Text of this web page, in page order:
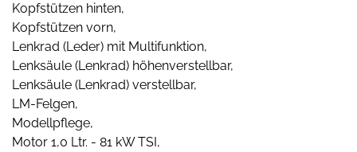
Kopfstützen hinten,
Kopfstützen vorn,
Lenkrad (Leder) mit Multifunktion,
Lenksäule (Lenkrad) höhenverstellbar,
Lenksäule (Lenkrad) verstellbar,
LM-Felgen,
Modellpflege,
Motor 1,0 Ltr. - 81 kW TSI,